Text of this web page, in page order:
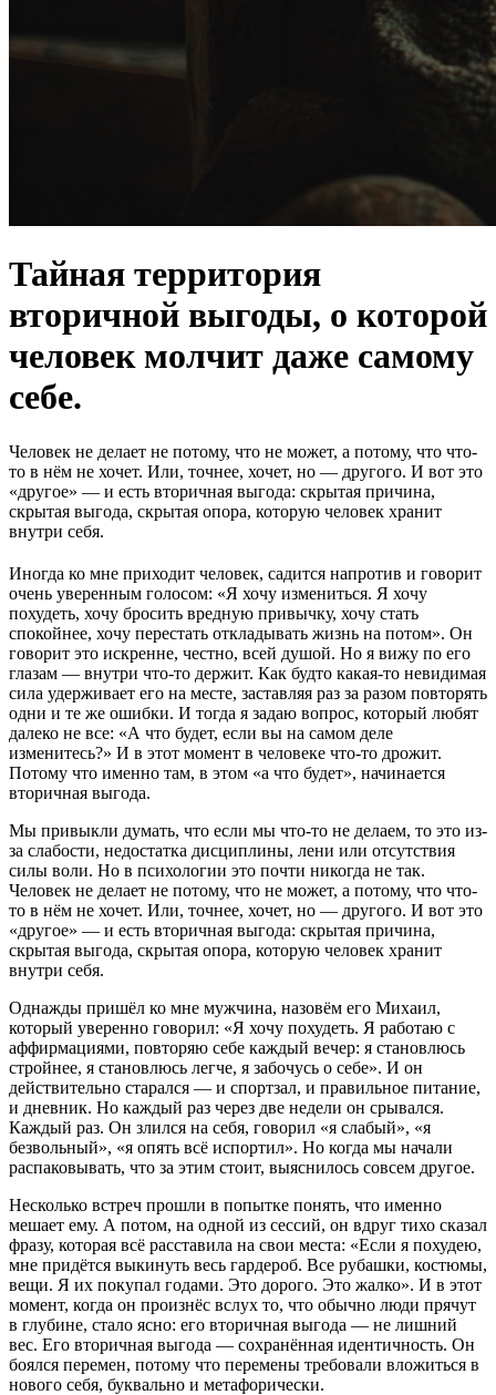
Тайная территория
вторичной выгоды, о которой
человек молчит даже самому
себе.
Человек не делает не потому, что не может, а потому, что что-
то в нём не хочет. Или, точнее, хочет, но — другого. И вот это
«другое» — и есть вторичная выгода: скрытая причина,
скрытая выгода, скрытая опора, которую человек хранит
внутри себя.
Иногда ко мне приходит человек, садится напротив и говорит
очень уверенным голосом: «Я хочу измениться. Я хочу
похудеть, хочу бросить вредную привычку, хочу стать
спокойнее, хочу перестать откладывать жизнь на потом». Он
говорит это искренне, честно, всей душой. Но я вижу по его
глазам — внутри что-то держит. Как будто какая-то невидимая
сила удерживает его на месте, заставляя раз за разом повторять
одни и те же ошибки. И тогда я задаю вопрос, который любят
далеко не все: «А что будет, если вы на самом деле
изменитесь?» И в этот момент в человеке что-то дрожит.
Потому что именно там, в этом «а что будет», начинается
вторичная выгода.
Мы привыкли думать, что если мы что-то не делаем, то это из-
за слабости, недостатка дисциплины, лени или отсутствия
силы воли. Но в психологии это почти никогда не так.
Человек не делает не потому, что не может, а потому, что что-
то в нём не хочет. Или, точнее, хочет, но — другого. И вот это
«другое» — и есть вторичная выгода: скрытая причина,
скрытая выгода, скрытая опора, которую человек хранит
внутри себя.
Однажды пришёл ко мне мужчина, назовём его Михаил,
который уверенно говорил: «Я хочу похудеть. Я работаю с
аффирмациями, повторяю себе каждый вечер: я становлюсь
стройнее, я становлюсь легче, я забочусь о себе». И он
действительно старался — и спортзал, и правильное питание,
и дневник. Но каждый раз через две недели он срывался.
Каждый раз. Он злился на себя, говорил «я слабый», «я
безвольный», «я опять всё испортил». Но когда мы начали
распаковывать, что за этим стоит, выяснилось совсем другое.
Несколько встреч прошли в попытке понять, что именно
мешает ему. А потом, на одной из сессий, он вдруг тихо сказал
фразу, которая всё расставила на свои места: «Если я похудею,
мне придётся выкинуть весь гардероб. Все рубашки, костюмы,
вещи. Я их покупал годами. Это дорого. Это жалко». И в этот
момент, когда он произнёс вслух то, что обычно люди прячут
в глубине, стало ясно: его вторичная выгода — не лишний
вес. Его вторичная выгода — сохранённая идентичность. Он
боялся перемен, потому что перемены требовали вложиться в
нового себя, буквально и метафорически.